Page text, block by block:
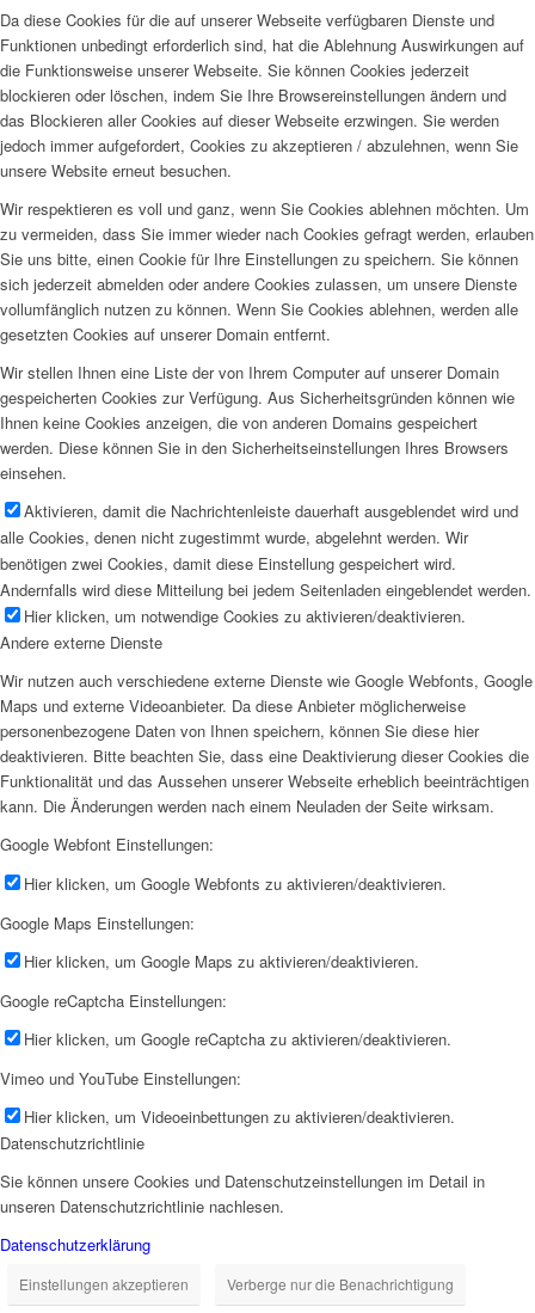
Da diese Cookies für die auf unserer Webseite verfügbaren Dienste und
Funktionen unbedingt erforderlich sind, hat die Ablehnung Auswirkungen auf
die Funktionsweise unserer Webseite. Sie können Cookies jederzeit
blockieren oder löschen, indem Sie Ihre Browsereinstellungen ändern und
das Blockieren aller Cookies auf dieser Webseite erzwingen. Sie werden
jedoch immer aufgefordert, Cookies zu akzeptieren / abzulehnen, wenn Sie
unsere Website erneut besuchen.
Wir respektieren es voll und ganz, wenn Sie Cookies ablehnen möchten. Um
zu vermeiden, dass Sie immer wieder nach Cookies gefragt werden, erlauben
Sie uns bitte, einen Cookie für Ihre Einstellungen zu speichern. Sie können
sich jederzeit abmelden oder andere Cookies zulassen, um unsere Dienste
vollumfänglich nutzen zu können. Wenn Sie Cookies ablehnen, werden alle
gesetzten Cookies auf unserer Domain entfernt.
Wir stellen Ihnen eine Liste der von Ihrem Computer auf unserer Domain
gespeicherten Cookies zur Verfügung. Aus Sicherheitsgründen können wie
Ihnen keine Cookies anzeigen, die von anderen Domains gespeichert
werden. Diese können Sie in den Sicherheitseinstellungen Ihres Browsers
einsehen.
Aktivieren, damit die Nachrichtenleiste dauerhaft ausgeblendet wird und
alle Cookies, denen nicht zugestimmt wurde, abgelehnt werden. Wir
benötigen zwei Cookies, damit diese Einstellung gespeichert wird.
Andernfalls wird diese Mitteilung bei jedem Seitenladen eingeblendet werden.
Hier klicken, um notwendige Cookies zu aktivieren/deaktivieren.
Andere externe Dienste
Wir nutzen auch verschiedene externe Dienste wie Google Webfonts, Google
Maps und externe Videoanbieter. Da diese Anbieter möglicherweise
personenbezogene Daten von Ihnen speichern, können Sie diese hier
deaktivieren. Bitte beachten Sie, dass eine Deaktivierung dieser Cookies die
Funktionalität und das Aussehen unserer Webseite erheblich beeinträchtigen
kann. Die Änderungen werden nach einem Neuladen der Seite wirksam.
Google Webfont Einstellungen:
Hier klicken, um Google Webfonts zu aktivieren/deaktivieren.
Google Maps Einstellungen:
Hier klicken, um Google Maps zu aktivieren/deaktivieren.
Google reCaptcha Einstellungen:
Hier klicken, um Google reCaptcha zu aktivieren/deaktivieren.
Vimeo und YouTube Einstellungen:
Hier klicken, um Videoeinbettungen zu aktivieren/deaktivieren.
Datenschutzrichtlinie
Sie können unsere Cookies und Datenschutzeinstellungen im Detail in
unseren Datenschutzrichtlinie nachlesen.
Datenschutzerklärung
Einstellungen akzeptieren Verberge nur die Benachrichtigung